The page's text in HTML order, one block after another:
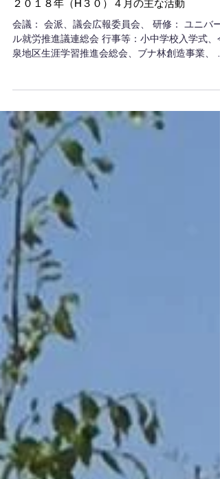
ね。母親の写真は雑誌の表紙を飾れるようないい
雰囲気がでています。他に母親の３人の姉の写真
も。その昔...
２０１８年（H３０）４月の主な活動
会議： 会派、議会広報委員会、 研修： ユニバー
泉地区生涯学習推進会総会、ブナ林創造事業、
ファ、ユニバーサル就労推進委員会（ソフトバン
ク、川崎市）、ユニバーサル就労推進議連（農